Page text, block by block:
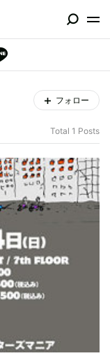
フォロー
Total 1 Posts